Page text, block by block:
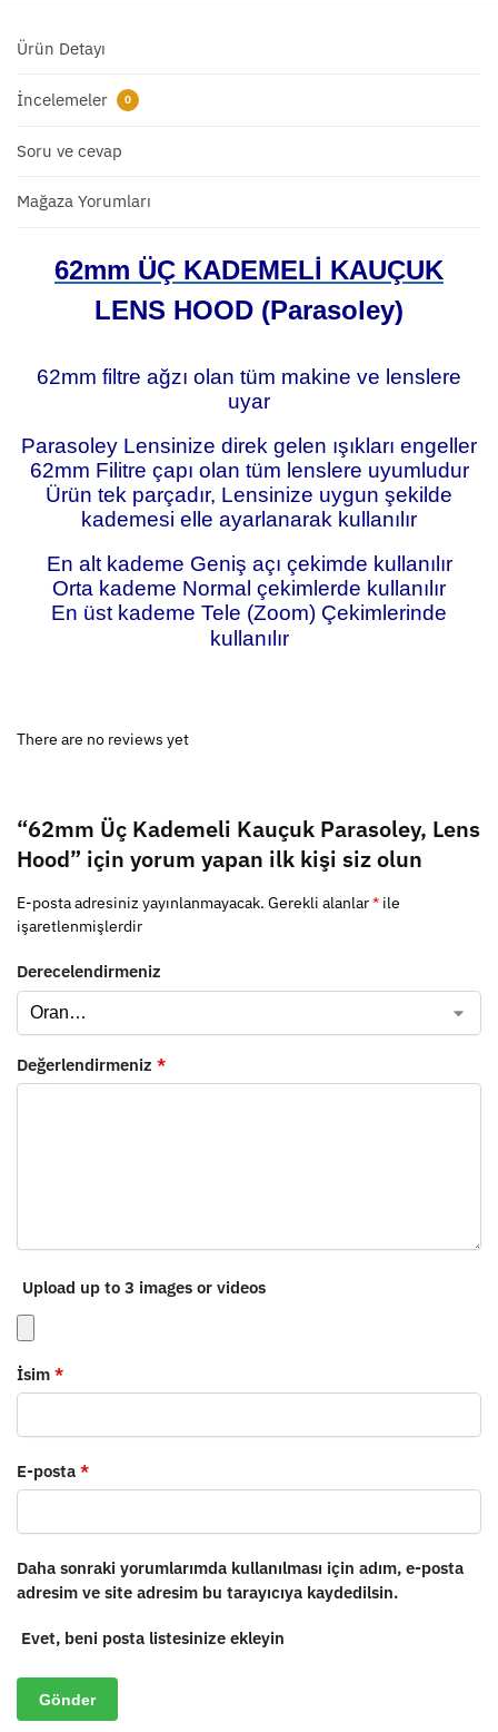
Ürün Detayı
İncelemeler 0
Soru ve cevap
Mağaza Yorumları
62mm ÜÇ KADEMELİ KAUÇUK
LENS HOOD (Parasoley)
62mm filtre ağzı olan tüm makine ve lenslere
uyar
Parasoley Lensinize direk gelen ışıkları engeller
62mm Filitre çapı olan tüm lenslere uyumludur
Ürün tek parçadır, Lensinize uygun şekilde
kademesi elle ayarlanarak kullanılır
En alt kademe Geniş açı çekimde kullanılır
Orta kademe Normal çekimlerde kullanılır
En üst kademe Tele (Zoom) Çekimlerinde
kullanılır
There are no reviews yet
“62mm Üç Kademeli Kauçuk Parasoley, Lens
Hood” için yorum yapan ilk kişi siz olun
E-posta adresiniz yayınlanmayacak. Gerekli alanlar* ile
işaretlenmişlerdir
Derecelendirmeniz
Değerlendirmeniz *
Upload up to 3 images or videos
İsim *
E-posta *
Daha sonraki yorumlarımda kullanılması için adım, e-posta
adresim ve site adresim bu tarayıcıya kaydedilsin.
Evet, beni posta listesinize ekleyin